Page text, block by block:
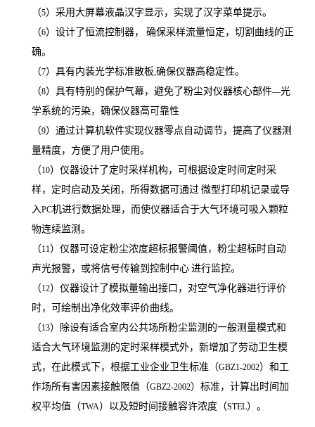
（5）采用大屏幕液晶汉字显示，实现了汉字菜单提示。
（6）设计了恒流控制器，
确保采样流量恒定，切割曲线的正
确。
（7）具有内装光学标准散板 确保仪器高稳定性。
（8）具有特别的保护气幕，避免了粉尘对仪器核心部件—光
学系统的污染，确保仪器高可靠性
（9）通过计算机软件实现仪器零点自动调节，提高了仪器测
量精度，方便了用户使用。
（10）仪器设计了定时采样机构，可根据设定时间定时采
样，定时启动及关闭，所得数据可通过 微型打印机记录或导
入PC机进行数据处理，而使仪器适合于大气环境可吸入颗粒
物连续监测。
（11）仪器可设定粉尘浓度超标报警阈值，粉尘超标时自动
声光报警，或将信号传输到控制中心 进行监控。
（12）仪器设计了模拟量输出接口，对空气净化器进行评价
时，可绘制出净化效率评价曲线。
（13）除设有适合室内公共场所粉尘监测的一般测量模式和
适合大气环境监测的定时采样模式外，新增加了劳动卫生模
式，在此模式下，根据工业企业卫生标准（GBZ1-2002）和工
作场所有害因素接触限值（GBZ2-2002）标准，计算出时间加
权平均值（TWA）以及短时间接触容许浓度（STEL）。